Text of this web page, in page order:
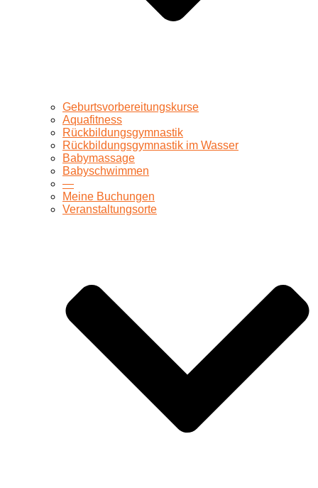
Geburtsvorbereitungskurse
Aquafitness
Rückbildungsgymnastik
Rückbildungsgymnastik im Wasser
Babymassage
Babyschwimmen
—
Meine Buchungen
Veranstaltungsorte